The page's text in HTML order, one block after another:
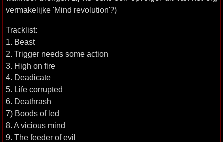
vermakelijke 'Mind revolution'?)
Tracklist:
1. Beast
2. Trigger needs some action
3. High on fire
4. Deadicate
5. Life corrupted
6. Deathrash
7) Boods of led
8. A vicious mind
9. The feeder of evil